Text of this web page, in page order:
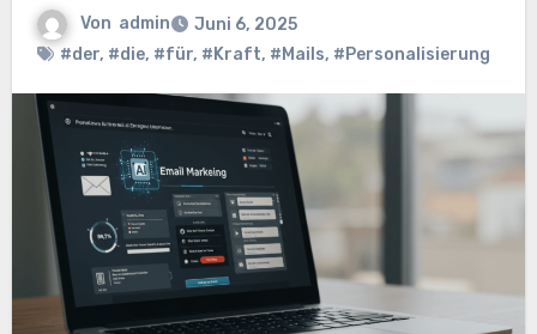
Von admin
Juni 6, 2025
#der, #die, #für, #Kraft, #Mails, #Personalisierung